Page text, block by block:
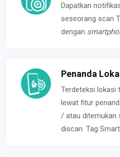
Dapatkan
seseorang scan
dengan
Penanda
Terdeteksi lokasi
lewat fitur
/ atau ditemukan
discan. Tag